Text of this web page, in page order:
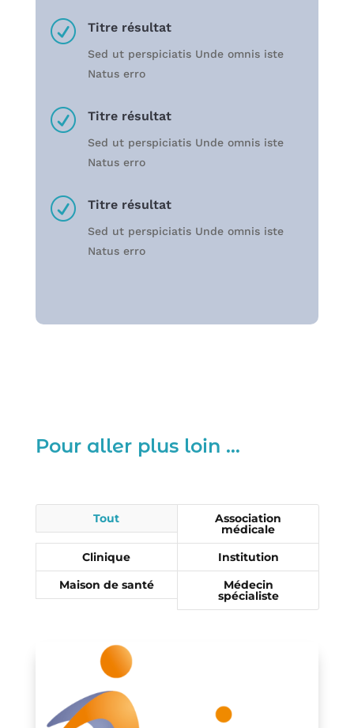
R Titre résultat
Sed ut perspiciatis Unde omnis iste
Natus erro
R Titre résultat
Sed ut perspiciatis Unde omnis iste
Natus erro
R Titre résultat
Sed ut perspiciatis Unde omnis iste
Natus erro
Pour aller plus loin …
Tout Association
médicale
Clinique
Institution
Maison de santé
Médecin
spécialiste